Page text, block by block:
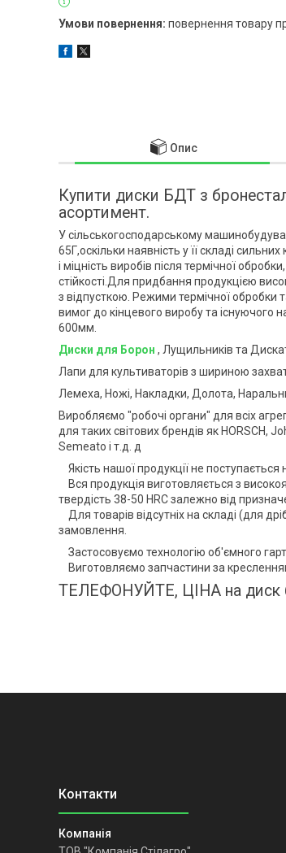
повернення товару
Опис
Купити диски БДТ з
асортимент.
У сільськогосподарському
65Г,оскільки наявність у її складі
і міцність виробів після термічної
стійкості.Для придбання продукцією
з відпусткою. Режими термічної
вимог до кінцевого виробу та існуючого
600мм.
Диски для Борон , Лущильників та
Лапи для культиваторів з шириною
Лемеха, Ножі, Накладки, Долота,
Виробляємо "робочі органи" для всіх
для таких світових брендів як HORSCH,
Semeato і т.д. д
Якість нашої продукції не поступається
Вся продукція виготовляється з
твердість 38-50 HRC залежно від
Для товарів відсутніх на складі (для
замовлення.
Застосовуємо технологію об'ємного
Виготовляємо запчастини за
ТЕЛЕФОНУЙТЕ, ЦІНА на диск